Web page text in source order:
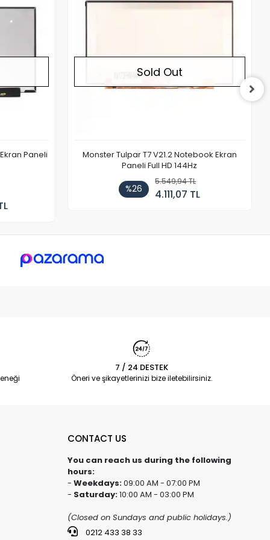
Paneli
Sold Out
Monster Tulpar T7 V21.2 Notebook Ekran
Paneli Full HD 144Hz
%26
5.549,94 TL
4.111,07 TL
7 / 24 DESTEK
Öneri ve şikayetlerinizi bize iletebilirsiniz.
CONTACT US
You can reach us during the following
hours:
- Weekdays:09:00 AM - 07:00 PM
- Saturday:10:00 AM - 03:00 PM
(Closed on Sundays and public holidays.)
0212 433 38 33